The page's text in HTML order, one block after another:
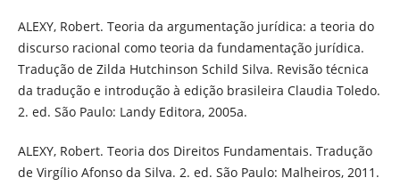
ALEXY, Robert. Teoria da argumentação jurídica: a teoria do
discurso racional como teoria da fundamentação jurídica.
Tradução de Zilda Hutchinson Schild Silva. Revisão técnica
da tradução e introdução à edição brasileira Claudia Toledo.
2. ed. São Paulo: Landy Editora, 2005a.
ALEXY, Robert. Teoria dos Direitos Fundamentais. Tradução
de Virgílio Afonso da Silva. 2. ed. São Paulo: Malheiros, 2011.